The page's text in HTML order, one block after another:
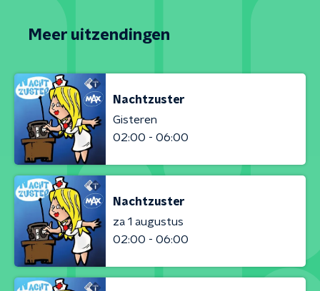
Meer uitzendingen
Nachtzuster
Gisteren
02:00 - 06:00
Nachtzuster
za 1 augustus
02:00 - 06:00